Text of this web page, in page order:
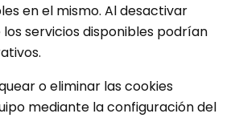
en el mismo. Al desactivar
los servicios disponibles podrían
o eliminar las cookies
mediante la configuración del